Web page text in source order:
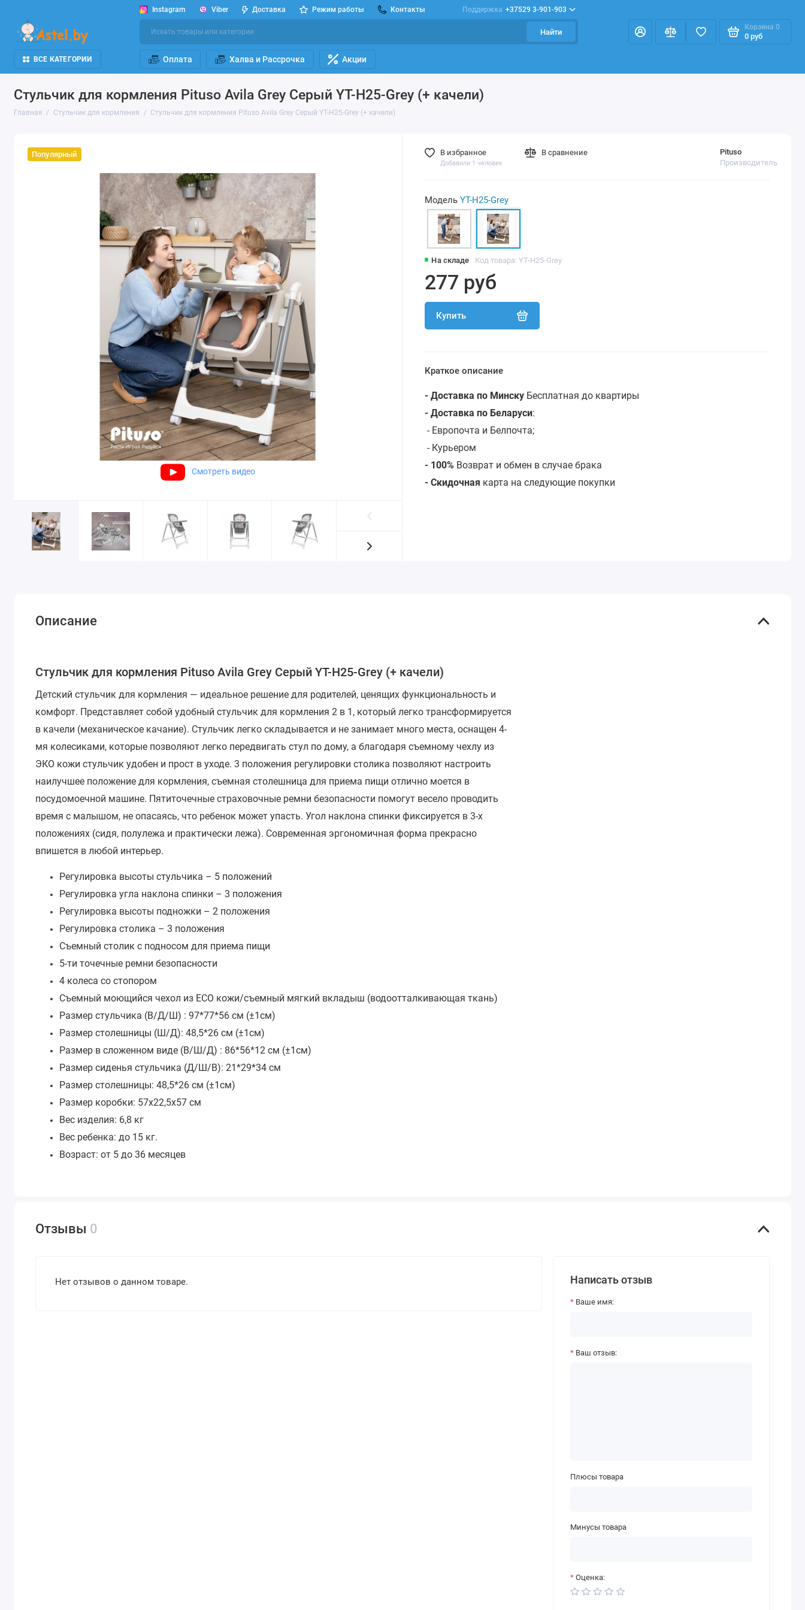
Instagram Viber Доставка Режим работы Контакты Поддержка +37529 3-901-903
Найти
Корзина 0
0 руб
ВСЕ КАТЕГОРИИ Оплата Халва и Рассрочка Акции
Стульчик для кормления Pituso Avila Grey Серый YT-H25-Grey (+ качели)
Главная Стульчик для кормления Стульчик для кормления Pituso Avila Grey Серый YT-H25-Grey (+ качели)
Популярный
Смотреть видео
На складе Код товара: YT-H25-Grey
Pituso
Производитель
277 руб
Купить
В избранное
Добавили 1 человек
В сравнение
Модель YT-H25-Grey
Краткое описание
- Доставка по МинскуБесплатная до квартиры
- Доставка по Беларуси:
- Европочта и Белпочта;
- Курьером
- 100% Возврат и обмен в случае брака
- Скидочная карта на следующие покупки
Описание
Стульчик для кормления Pituso Avila Grey Серый YT-H25-Grey (+ качели)
Детский стульчик для кормления — идеальное решение для родителей, ценящих функциональность и
комфорт. Представляет собой удобный стульчик для кормления 2 в 1, который легко трансформируется
в качели (механическое качание). Стульчик легко складывается и не занимает много места, оснащен 4-
мя колесиками, которые позволяют легко передвигать стул по дому, а благодаря съемному чехлу из
ЭКО кожи стульчик удобен и прост в уходе. 3 положения регулировки столика позволяют настроить
наилучшее положение для кормления, съемная столешница для приема пищи отлично моется в
посудомоечной машине. Пятиточечные страховочные ремни безопасности помогут весело проводить
время с малышом, не опасаясь, что ребенок может упасть. Угол наклона спинки фиксируется в 3-х
положениях (сидя, полулежа и практически лежа). Современная эргономичная форма прекрасно
впишется в любой интерьер.
Регулировка высоты стульчика – 5 положений
Регулировка угла наклона спинки – 3 положения
Регулировка высоты подножки – 2 положения
Регулировка столика – 3 положения
Съемный столик с подносом для приема пищи
5-ти точечные ремнибезопасности
4 колеса со стопором
Съемный моющийся чехол из ECO кожи/съемный мягкий вкладыш (водоотталкивающая ткань)
Размер стульчика (В/Д/Ш) : 97*77*56 см (±1см)
Размер столешницы (Ш/Д): 48,5*26 см (±1см)
Размер в сложенном виде (В/Ш/Д) : 86*56*12 см (±1см)
Размер сиденья стульчика (Д/Ш/В): 21*29*34 см
Размер столешницы: 48,5*26 см (±1см)
Размер коробки: 57х22,5х57 см
Вес изделия: 6,8 кг
Вес ребенка: до 15 кг.
Возраст: от 5 до 36 месяцев
Отзывы 0
Нет отзывов о данном товаре. Написать отзыв
Ваше имя:
Ваш отзыв:
Плюсы товара
Минусы товара
Оценка: